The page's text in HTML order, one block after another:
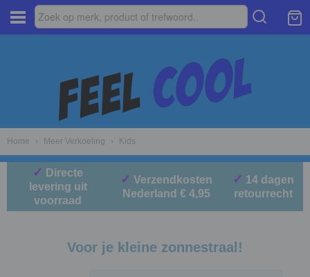
Home › Meer Verkoeling › Kids
✓ Directe
levering uit
voorraad
✓ Verzendkosten
Nederland € 4,95
✓ 14 dagen
retourrecht
Voor je kleine zonnestraal!